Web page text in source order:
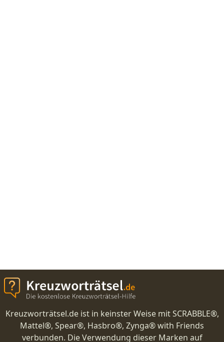
Kreuzworträtsel.de ist in keinster Weise mit SCRABBLE®,
Mattel®, Spear®, Hasbro®, Zynga® with Friends
verbunden. Die Verwendung dieser Marken auf